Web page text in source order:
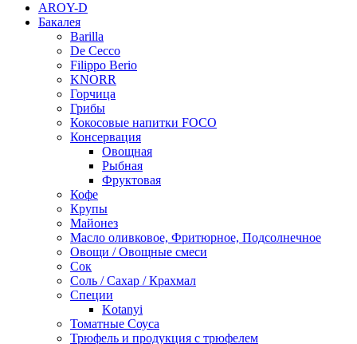
AROY-D
Бакалея
Barilla
De Cecco
Filippo Berio
KNORR
Горчица
Грибы
Кокосовые напитки FOCO
Консервация
Овощная
Рыбная
Фруктовая
Кофе
Крупы
Майонез
Масло оливковое, Фритюрное, Подсолнечное
Овощи / Овощные смеси
Сок
Соль / Сахар / Крахмал
Специи
Kotanyi
Томатные Соуса
Трюфель и продукция с трюфелем